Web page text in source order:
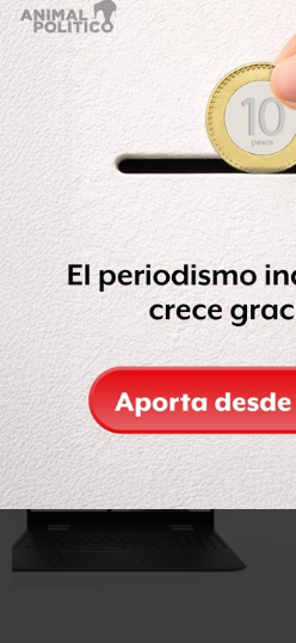
la corporación policial,
en los
de mayo en Jalisco.
El helicóptero sobrevolaba la
Villa Purificación,
como parte
que se activó el pasado 1 de
registrados en vías de esa
por un personas que
causando un “descenso de